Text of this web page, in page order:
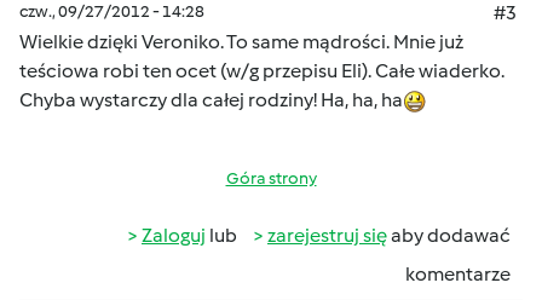
czw., 09/27/2012 - 14:28
#3
Wielkie dzięki Veroniko. To same mądrości. Mnie już
teściowa robi ten ocet (w/g przepisu Eli). Całe wiaderko.
Chyba wystarczy dla całej rodziny! Ha, ha, ha
Góra strony
Zaloguj lub zarejestruj sięaby dodawać
komentarze